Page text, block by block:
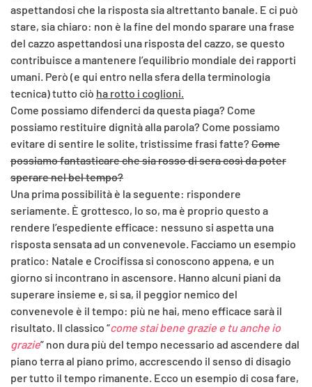
aspettandosi che la risposta sia altrettanto banale. E ci può
stare, sia chiaro: non è la fine del mondo sparare una frase
del cazzo aspettandosi una risposta del cazzo, se questo
contribuisce a mantenere l’equilibrio mondiale dei rapporti
umani. Però (e qui entro nella sfera della terminologia
tecnica) tutto ciò ha rotto i coglioni.
Come possiamo difenderci da questa piaga? Come
possiamo restituire dignità alla parola? Come possiamo
evitare di sentire le solite, tristissime frasi fatte? Come
possiamo fantasticare che sia rosso di sera così da poter
sperare nel bel tempo?
Una prima possibilità è la seguente: rispondere
seriamente. È grottesco, lo so, ma è proprio questo a
rendere l’espediente efficace: nessuno si aspetta una
risposta sensata ad un convenevole. Facciamo un esempio
pratico: Natale e Crocifissa si conoscono appena, e un
giorno si incontrano in ascensore. Hanno alcuni piani da
superare insieme e, si sa, il peggior nemico del
convenevole è il tempo: più ne hai, meno efficace sarà il
risultato. Il classico “come stai bene grazie e tu anche io
grazie” non dura più del tempo necessario ad ascendere dal
piano terra al piano primo, accrescendo il senso di disagio
per tutto il tempo rimanente. Ecco un esempio di cosa fare,